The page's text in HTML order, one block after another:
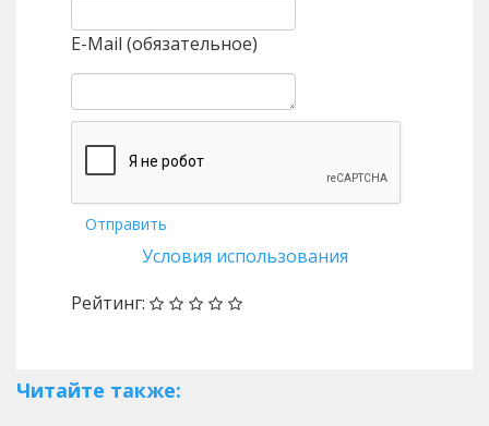
E-Mail (обязательное)
Отправить
Условия использования
Рейтинг:
Читайте также: